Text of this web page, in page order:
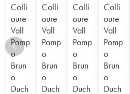
Colli
oure
Vall
Pomp
o
Brun
o
Duch
Colli
oure
Vall
Pomp
o
Brun
o
Duch
Colli
oure
Vall
Pomp
o
Brun
o
Duch
Colli
oure
Vall
Pomp
o
Brun
o
Duch